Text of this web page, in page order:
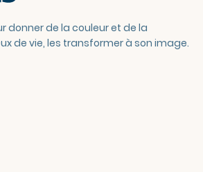
donner de la couleur et de la
de vie, les transformer à son image.